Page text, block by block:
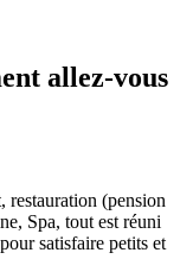
allez-vous
restauration (pension
Spa, tout est réuni
pour satisfaire petits et